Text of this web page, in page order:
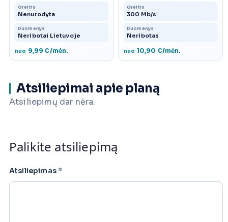
Greitis
Nenurodyta
Duomenys
Neribotai Lietuvoje
nuo 9,99 €/mėn.
Greitis
300 Mb/s
Duomenys
Neribotas
nuo 10,90 €/mėn.
Atsiliepimai apie planą
Atsiliepimų dar nėra.
Palikite atsiliepimą
Atsiliepimas *